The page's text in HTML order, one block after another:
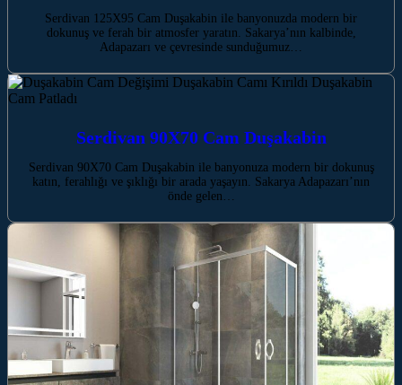
Serdivan 125X95 Cam Duşakabin ile banyonuzda modern bir
dokunuş ve ferah bir atmosfer yaratın. Sakarya’nın kalbinde,
Adapazarı ve çevresinde sunduğumuz…
Serdivan 90X70 Cam Duşakabin
Serdivan 90X70 Cam Duşakabin ile banyonuza modern bir dokunuş
katın, ferahlığı ve şıklığı bir arada yaşayın. Sakarya Adapazarı’nın
önde gelen…